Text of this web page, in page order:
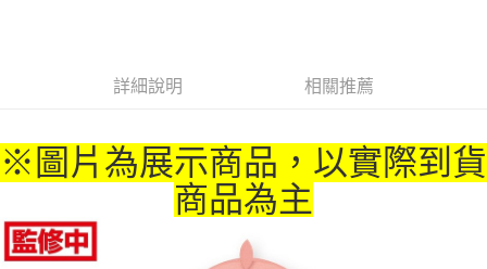
運送方式
全家取貨付款
每筆NT$65，滿NT$1,300(含以上)免運費
付款後全家取貨
詳細說明 相關推薦
※圖片為展示商品，以實際到貨
商品為主